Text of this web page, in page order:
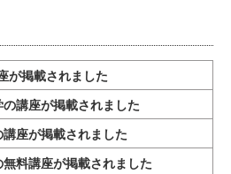
掲載されました
講座が掲載されました
座が掲載されました
料講座が掲載されました